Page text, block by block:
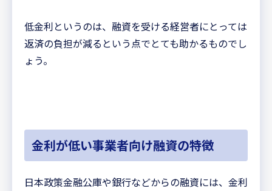
低金利というのは、融資を受ける経営者にとっては
返済の負担が減るという点でとても助かるものでし
ょう。
金利が低い事業者向け融資の特徴
日本政策金融公庫や銀行などからの融資には、金利